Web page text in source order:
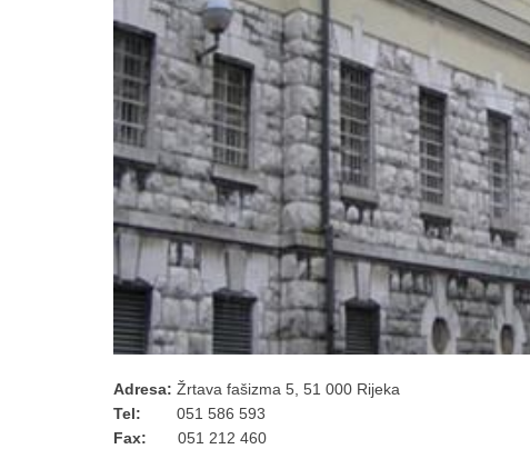
Adresa: Žrtava fašizma 5, 51 000 Rijeka
Tel:
051 586 593
Fax: 051 212 460